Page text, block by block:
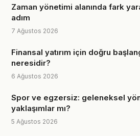
Zaman yönetimi alanında fark
adım
7 Ağustos 2026
Finansal yatırım için doğru
neresidir?
6 Ağustos 2026
Spor ve egzersiz: geleneksel
yaklaşımlar mı?
5 Ağustos 2026